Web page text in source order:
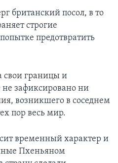
британский посол, в то
строгие
предотвратить
свои границы и
не зафиксировано ни
возникшего в соседнем
пор весь мир.
временный характер и
Пхеньяном